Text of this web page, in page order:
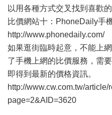
以用各種方式交叉找到喜歡的
比價網站十：PhoneDaily手
http://www.phonedaily.com/
如果逛街臨時起意，不能上
了手機上網的比價服務，需
即得到最新的價格資訊。
http://www.cw.com.tw/
page=2&AID=3620